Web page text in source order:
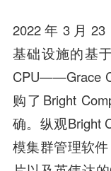
2022 年 3 月
基础设施的基
CPU——Grace
购了Bright
确。纵观Bright
模集群管理软